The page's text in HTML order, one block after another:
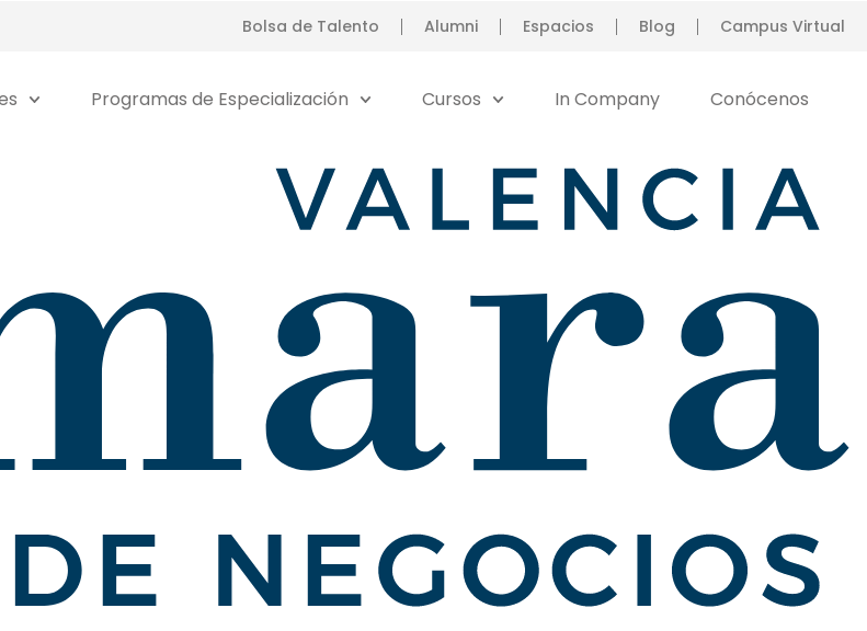
Bolsa de Talento Alumni Espacios Blog Campus Virtual
Programas de Especialización Cursos In Company Conócenos